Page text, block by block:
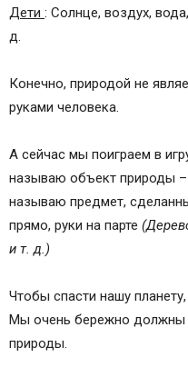
Дети : Солнце, воздух,
д.
Конечно, природой не
руками человека.
А сейчас мы поиграем в
называю объект природы –
называю предмет,
прямо, руки на парте
и т. д.)
Чтобы спасти нашу
Мы очень бережно должны
природы.